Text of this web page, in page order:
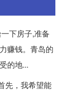
下房子,准备
赚钱。青岛的
的地...
先，我希望能